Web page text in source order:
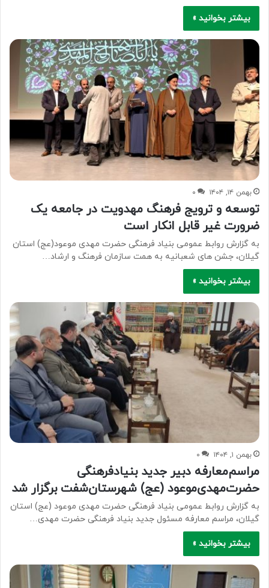
بیشتر بخوانید »
بهمن ۱۴, ۱۴۰۴ ۰
توسعه و ترویج فرهنگ مهدویت در جامعه یک
ضرورت غیر قابل انکار است
به گزارش روابط عمومی بنیاد فرهنگی حضرت مهدی موعود(عج) استان
گیلان، جشن های شعبانیه به همت سازمان فرهنگ و ارشاد…
بیشتر بخوانید »
بهمن ۱, ۱۴۰۴ ۰
مراسم‌معارفه‌ دبیر‌ جدید بنیادفرهنگی
حضرت‌مهدی‌موعود (عج) شهرستان‌شفت برگزار شد
به گزارش روابط عمومی بنیاد فرهنگی حضرت مهدی موعود (عج) استان
گیلان، مراسم معارفه مسئول جدید بنیاد فرهنگی حضرت مهدی…
بیشتر بخوانید »